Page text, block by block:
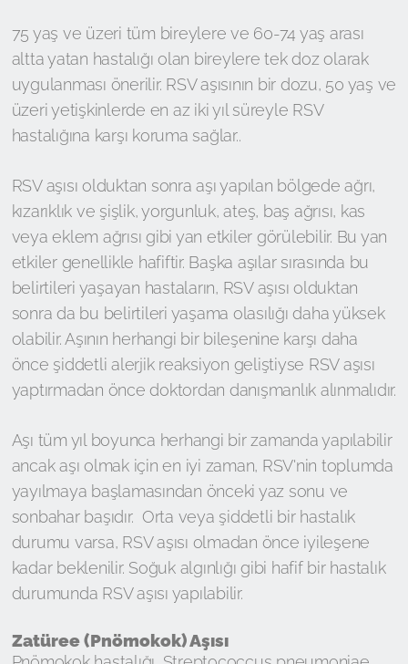
75 yaş ve üzeri tüm bireylere ve 60-74 yaş arası
altta yatan hastalığı olan bireylere tek doz olarak
uygulanması önerilir. RSV aşısının bir dozu, 50 yaş ve
üzeri yetişkinlerde en az iki yıl süreyle RSV
hastalığına karşı koruma sağlar..
RSV aşısı olduktan sonra aşı yapılan bölgede ağrı,
kızarıklık ve şişlik, yorgunluk, ateş, baş ağrısı, kas
veya eklem ağrısı gibi yan etkiler görülebilir. Bu yan
etkiler genellikle hafiftir. Başka aşılar sırasında bu
belirtileri yaşayan hastaların, RSV aşısı olduktan
sonra da bu belirtileri yaşama olasılığı daha yüksek
olabilir. Aşının herhangi bir bileşenine karşı daha
önce şiddetli alerjik reaksiyon geliştiyse RSV aşısı
yaptırmadan önce doktordan danışmanlık alınmalıdır.
Aşı tüm yıl boyunca herhangi bir zamanda yapılabilir
ancak aşı olmak için en iyi zaman, RSV'nin toplumda
yayılmaya başlamasından önceki yaz sonu ve
sonbahar başıdır. Orta veya şiddetli bir hastalık
durumu varsa, RSV aşısı olmadan önce iyileşene
kadar beklenilir. Soğuk algınlığı gibi hafif bir hastalık
durumunda RSV aşısı yapılabilir.
Zatüree (Pnömokok) Aşısı